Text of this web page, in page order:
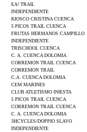
EA! TRAIL
INDEPENDIENTE
KIOSCO CRISTINA CUENCA
5 PICOS TRAIL CUENCA
FRUTAS HERMANOS CAMPILLO
INDEPENDIENTE
TRISCHOOL CUENCA
C. A. CUENCA DOLOMIA
CORREMON TRAIL CUENCA
CORREMON TRAIL
C.A. CUENCA DOLOMIA
CEM MARINES
CLUB ATLETISMO INIESTA
5 PICOS TRAIL CUENCA
CORREMON TRAIL CUENCA
C. A. CUENCA DOLOMIA
3HCYCLES/DOPPIO SLAVO
INDEPENDIENTE